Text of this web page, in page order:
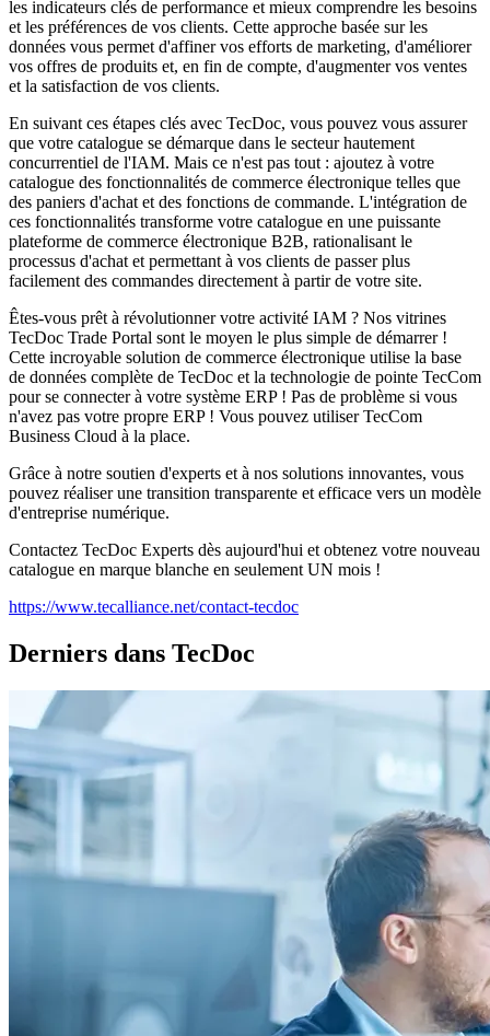
les indicateurs clés de performance et mieux comprendre les besoins
et les préférences de vos clients. Cette approche basée sur les
données vous permet d'affiner vos efforts de marketing, d'améliorer
vos offres de produits et, en fin de compte, d'augmenter vos ventes
et la satisfaction de vos clients.
En suivant ces étapes clés avec TecDoc, vous pouvez vous assurer
que votre catalogue se démarque dans le secteur hautement
concurrentiel de l'IAM. Mais ce n'est pas tout : ajoutez à votre
catalogue des fonctionnalités de commerce électronique telles que
des paniers d'achat et des fonctions de commande. L'intégration de
ces fonctionnalités transforme votre catalogue en une puissante
plateforme de commerce électronique B2B, rationalisant le
processus d'achat et permettant à vos clients de passer plus
facilement des commandes directement à partir de votre site.
Êtes-vous prêt à révolutionner votre activité IAM ? Nos vitrines
TecDoc Trade Portal sont le moyen le plus simple de démarrer !
Cette incroyable solution de commerce électronique utilise la base
de données complète de TecDoc et la technologie de pointe TecCom
pour se connecter à votre système ERP ! Pas de problème si vous
n'avez pas votre propre ERP ! Vous pouvez utiliser TecCom
Business Cloud à la place.
Grâce à notre soutien d'experts et à nos solutions innovantes, vous
pouvez réaliser une transition transparente et efficace vers un modèle
d'entreprise numérique.
Contactez TecDoc Experts dès aujourd'hui et obtenez votre nouveau
catalogue en marque blanche en seulement UN mois !
https://www.tecalliance.net/contact-tecdoc
Derniers dans TecDoc